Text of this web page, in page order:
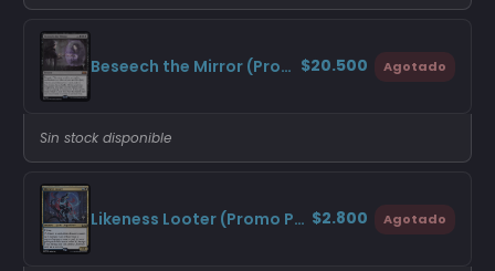
Beseech the Mirror (Promo Pack) $20.500 Agotado
Sin stock disponible
Likeness Looter (Promo Pack) $2.800 Agotado